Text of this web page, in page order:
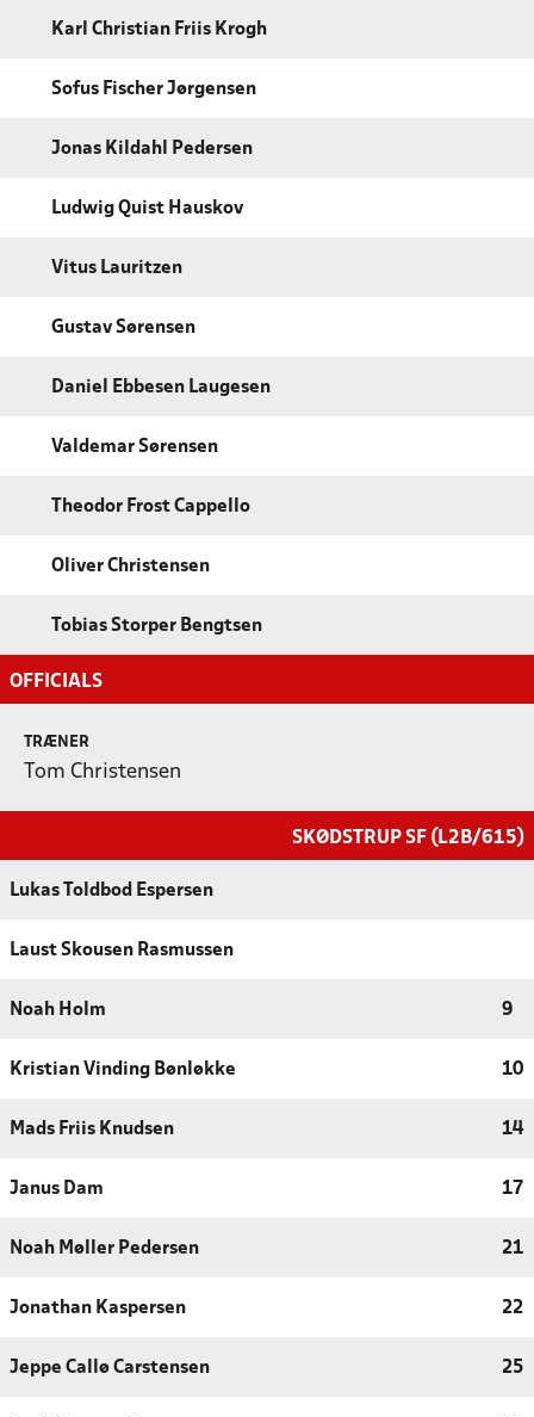
Karl Christian Friis Krogh
Sofus Fischer Jørgensen
Jonas Kildahl Pedersen
Ludwig Quist Hauskov
Vitus Lauritzen
Gustav Sørensen
Daniel Ebbesen Laugesen
Valdemar Sørensen
Theodor Frost Cappello
Oliver Christensen
Tobias Storper Bengtsen
OFFICIALS
TRÆNER
Tom Christensen
SKØDSTRUP SF (L2B/615)
Lukas Toldbod Espersen
Laust Skousen Rasmussen
Noah Holm 9
Kristian Vinding Bønløkke 10
Mads Friis Knudsen 14
Janus Dam 17
Noah Møller Pedersen 21
Jonathan Kaspersen 22
Jeppe Callø Carstensen 25